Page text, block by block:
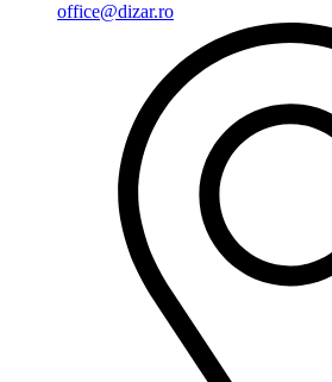
office@dizar.ro